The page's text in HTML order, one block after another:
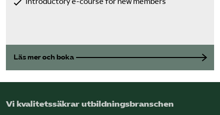
Läs mer och boka
Vi kvalitetssäkrar utbildningsbranschen